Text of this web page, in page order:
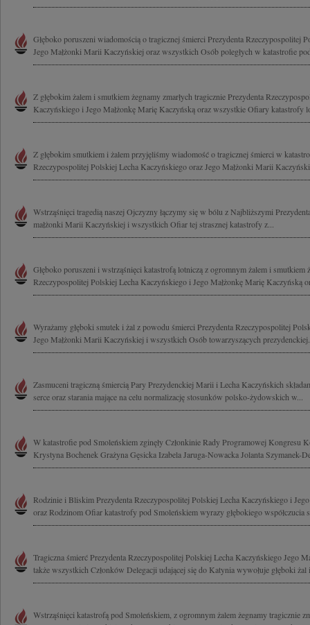
Głęboko poruszeni wiadomością o tragicznej śmierci Prezydenta Rzeczypospolitej
Jego Małżonki Marii Kaczyńskiej oraz wszystkich Osób poległych w katastrofie
Z głębokim żalem i smutkiem żegnamy zmarłych tragicznie Prezydenta
Kaczyńskiego i Jego Małżonkę Marię Kaczyńską oraz wszystkie Ofiary katastrofy
Z głębokim smutkiem i żalem przyjęliśmy wiadomość o tragicznej śmierci w
Rzeczypospolitej Polskiej Lecha Kaczyńskiego oraz Jego Małżonki Marii
Wstrząśnięci tragedią naszej Ojczyzny łączymy się w bólu z Najbliższymi
małżonki Marii Kaczyńskiej i wszystkich Ofiar tej strasznej katastrofy z...
Głęboko poruszeni i wstrząśnięci katastrofą lotniczą z ogromnym żalem i smutkiem
Rzeczypospolitej Polskiej Lecha Kaczyńskiego i Jego Małżonkę Marię Kaczyńską
Wyrażamy głęboki smutek i żal z powodu śmierci Prezydenta Rzeczypospolitej
Jego Małżonki Marii Kaczyńskiej i wszystkich Osób towarzyszących
Zasmuceni tragiczną śmiercią Pary Prezydenckiej Marii i Lecha Kaczyńskich
serce oraz starania mające na celu normalizację stosunków polsko-żydowskich w...
W katastrofie pod Smoleńskiem zginęły Członkinie Rady Programowej Kongresu
Krystyna Bochenek Grażyna Gęsicka Izabela Jaruga-Nowacka Jolanta Szymanek-
Rodzinie i Bliskim Prezydenta Rzeczypospolitej Polskiej Lecha Kaczyńskiego i
oraz Rodzinom Ofiar katastrofy pod Smoleńskiem wyrazy głębokiego współczucia
Tragiczna śmierć Prezydenta Rzeczypospolitej Polskiej Lecha Kaczyńskiego Jego
także wszystkich Członków Delegacji udającej się do Katynia wywołuje głęboki żal
Wstrząśnięci katastrofą pod Smoleńskiem, z ogromnym żalem żegnamy tragicznie